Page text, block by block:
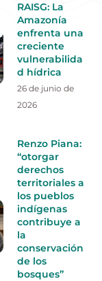
RAISG: La
Amazonía
enfrenta una
creciente
vulnerabilida
d hídrica
26 de junio de
2026
Renzo Piana:
“otorgar
derechos
territoriales a
los pueblos
indígenas
contribuye a
la
conservación
de los
bosques”